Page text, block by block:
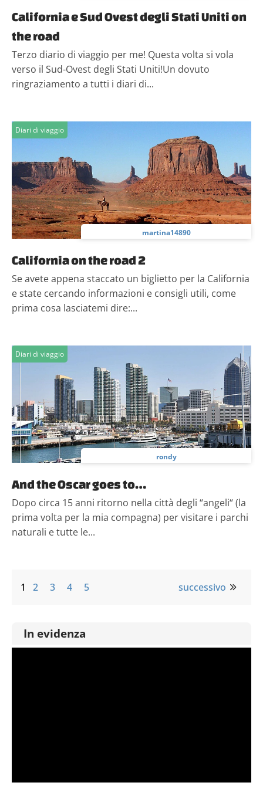
California e Sud Ovest degli Stati Uniti on
the road
Terzo diario di viaggio per me! Questa volta si vola
verso il Sud-Ovest degli Stati Uniti!Un dovuto
ringraziamento a tutti i diari di...
Diari di viaggio
martina14890
California on the road 2
Se avete appena staccato un biglietto per la California
e state cercando informazioni e consigli utili, come
prima cosa lasciatemi dire:...
Diari di viaggio
rondy
And the Oscar goes to…
Dopo circa 15 anni ritorno nella città degli “angeli“ (la
prima volta per la mia compagna) per visitare i parchi
naturali e tutte le...
1 2 3 4 5 successivo
In evidenza